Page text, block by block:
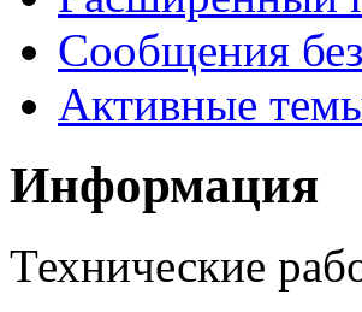
Сообщения
Активные
Информация
Технические